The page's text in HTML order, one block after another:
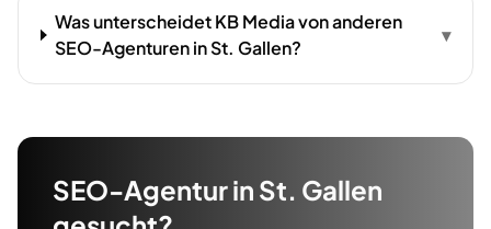
Was unterscheidet KB Media von anderen
SEO-Agenturen in St. Gallen?
▾
SEO-Agenturin St. Gallen